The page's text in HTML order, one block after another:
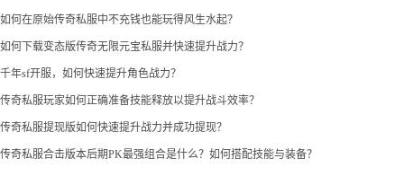
如何在原始传奇私服中不充钱也能玩得风生水起？
如何下载变态版传奇无限元宝私服并快速提升战力？
千年sf开服，如何快速提升角色战力？
传奇私服玩家如何正确准备技能释放以提升战斗效率？
传奇私服提现版如何快速提升战力并成功提现？
传奇私服合击版本后期PK最强组合是什么？如何搭配技能与装备？